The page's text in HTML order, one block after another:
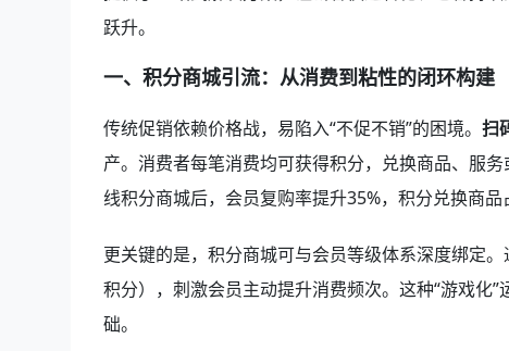
跃升。
一、积分商城引流：从消费到粘性的闭环构建
传统促销依赖价格战，易陷入“不促不销”的困境。 扫
产。消费者每笔消费均可获得积分，兑换商品、服
线积分商城后，会员复购率提升35%，积分兑换商品
更关键的是，积分商城可与会员等级体系深度绑定
积分），刺激会员主动提升消费频次。这种“游戏化
础。